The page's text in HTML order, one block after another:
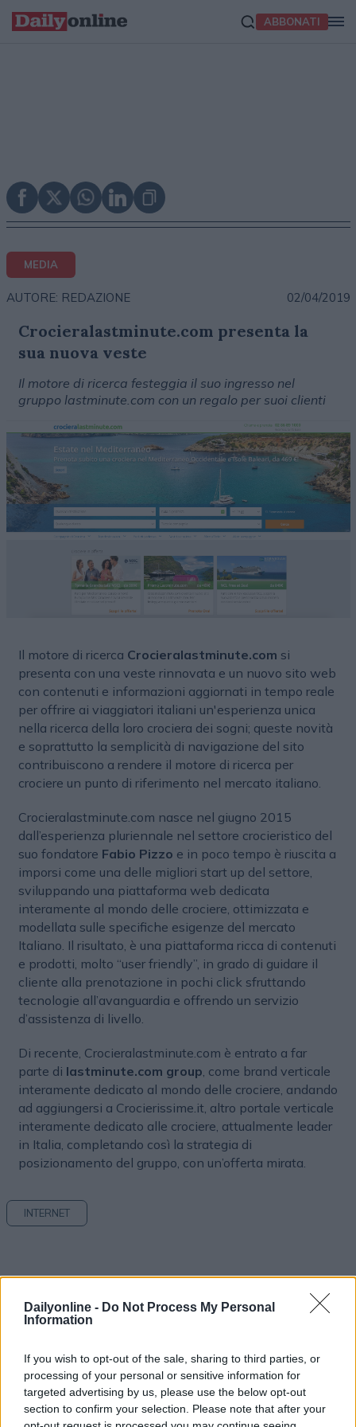
Dailyonline - Do Not Process My Personal
Information
If you wish to opt-out of the sale, sharing to third parties, or
processing of your personal or sensitive information for
targeted advertising by us, please use the below opt-out
section to confirm your selection. Please note that after your
ABBONATI
MEDIA
AUTORE: REDAZIONE 02/04/2019
Crocieralastminute.com presenta la
sua nuova veste
Il motore di ricerca festeggia il suo ingresso nel
gruppo lastminute.com con un regalo per suoi clienti
Il motore di ricerca Crocieralastminute.com si
presenta con una veste rinnovata e un nuovo sito web
con contenuti e informazioni aggiornati in tempo reale
per offrire ai viaggiatori italiani un'esperienza unica
nella ricerca della loro crociera dei sogni; queste novità
e soprattutto la semplicità di navigazione del sito
contribuiscono a rendere il motore di ricerca per
crociere un punto di riferimento nel mercato italiano.
Crocieralastminute.com nasce nel giugno 2015
dall’esperienza pluriennale nel settore crocieristico del
suo fondatore Fabio Pizzo e in poco tempo è riuscita a
imporsi come una delle migliori start up del settore,
sviluppando una piattaforma web dedicata
interamente al mondo delle crociere, ottimizzata e
modellata sulle specifiche esigenze del mercato
Italiano. Il risultato, è una piattaforma ricca di contenuti
e prodotti, molto “user friendly”, in grado di guidare il
cliente alla prenotazione in pochi click sfruttando
tecnologie all’avanguardia e offrendo un servizio
d’assistenza di livello.
Di recente, Crocieralastminute.com è entrato a far
parte di lastminute.com group , come brand verticale
interamente dedicato al mondo delle crociere, andando
ad aggiungersi a Crocierissime.it, altro portale verticale
interamente dedicato alle crociere, attualmente leader
in Italia, completando così la strategia di
posizionamento del gruppo, con un’offerta mirata.
INTERNET
Altri articoli che potrebbero piacerti